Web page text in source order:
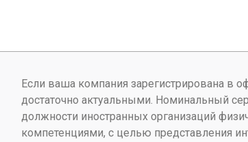
Если ваша компания зарегистрирована в
достаточно актуальными. Номинальный
должности иностранных организаций
компетенциями, с целью представления